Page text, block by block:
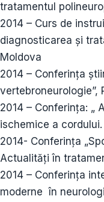
tratamentul
2014 – Curs de
diagnosticarea și
Moldova
2014 – Conferința
vertebroneurologie”,
2014 – Conferința: „
ischemice a
2014- Conferința
Actualități în
2014 – Conferinţa
moderne în